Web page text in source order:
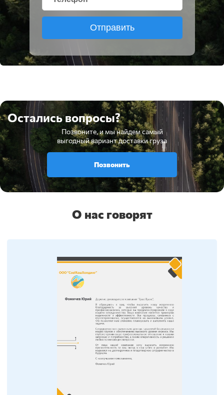
Отправить
Остались вопросы?
Позвоните, и мы найдем самый
выгодный вариант доставки груза
Позвонить
О нас говорят